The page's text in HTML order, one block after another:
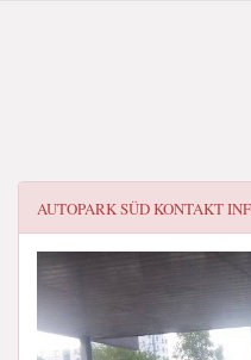
AUTOPARK SÜDKONTAKT